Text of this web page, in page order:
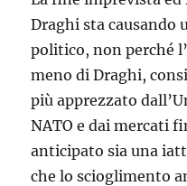
Draghi sta causando
politico, non perché
meno di Draghi,
più apprezzato
NATO e dai mercati
anticipato sia una
che lo scioglimento